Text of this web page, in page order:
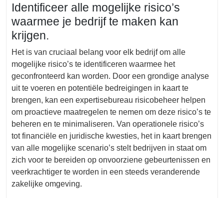
Identificeer alle mogelijke risico’s
waarmee je bedrijf te maken kan
krijgen.
Het is van cruciaal belang voor elk bedrijf om alle
mogelijke risico’s te identificeren waarmee het
geconfronteerd kan worden. Door een grondige analyse
uit te voeren en potentiële bedreigingen in kaart te
brengen, kan een expertisebureau risicobeheer helpen
om proactieve maatregelen te nemen om deze risico’s te
beheren en te minimaliseren. Van operationele risico’s
tot financiële en juridische kwesties, het in kaart brengen
van alle mogelijke scenario’s stelt bedrijven in staat om
zich voor te bereiden op onvoorziene gebeurtenissen en
veerkrachtiger te worden in een steeds veranderende
zakelijke omgeving.